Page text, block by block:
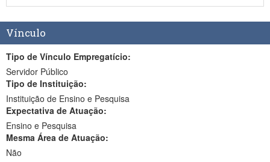
Vínculo
Tipo de Vínculo Empregatício:
Servidor Público
Tipo de Instituição:
Instituição de Ensino e Pesquisa
Expectativa de Atuação:
Ensino e Pesquisa
Mesma Área de Atuação:
Não